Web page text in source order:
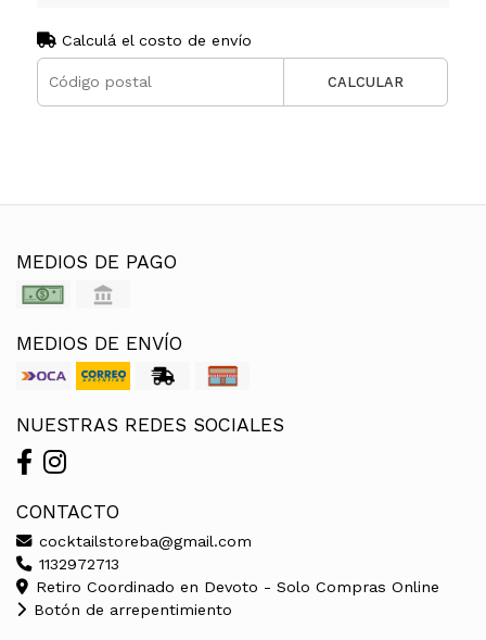
Calculá el costo de envío
CALCULAR
MEDIOS DE PAGO
MEDIOS DE ENVÍO
NUESTRAS REDES SOCIALES
CONTACTO
cocktailstoreba@gmail.com
1132972713
Retiro Coordinado en Devoto - Solo Compras Online
Botón de arrepentimiento